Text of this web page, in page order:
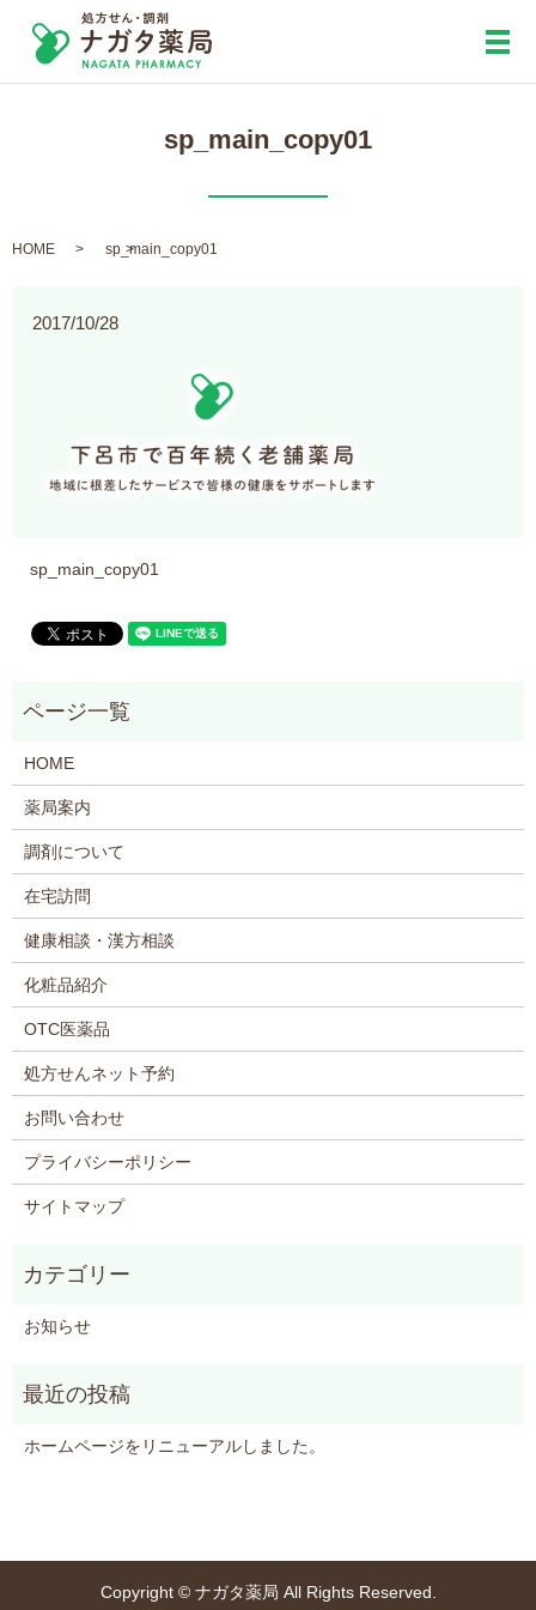
メ
sp_main_copy01
HOME sp_main_copy01
2017/10/28
sp_main_copy01
HOME
薬局案内
調剤について
在宅訪問
健康相談・漢方相談
化粧品紹介
OTC医薬品
処方せんネット予約
お問い合わせ
プライバシーポリシー
サイトマップ
お知らせ
ホームページをリニューアルしました。
Copyright © ナガタ薬局 All Rights Reserved.